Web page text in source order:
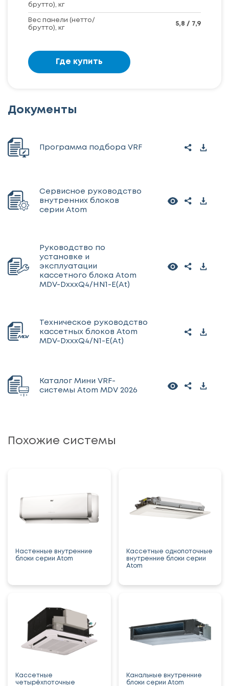
брутто), кг
Вес панели (нетто/
брутто), кг
5,8 / 7,9
Где купить
Документы
Программа подбора VRF
Сервисное руководство
внутренних блоков
серии Atom
Руководство по
установке и
эксплуатации
кассетного блока Atom
MDV-DxxxQ4/HN1-E(At)
Техническое руководство
кассетных блоков Atom
MDV-DxxxQ4/N1-E(At)
Каталог Мини VRF-
системы Atom MDV 2026
Похожие системы
Настенные внутренние
блоки серии Atom
Кассетные однопоточные
внутренние блоки серии
Atom
Кассетные
четырёхпоточные
Канальные внутренние
блоки серии Atom